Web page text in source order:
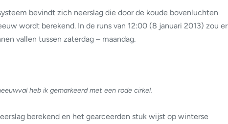
bevindt zich neerslag die door de koude bovenluchten
wordt berekend. In de runs van 12:00 (8 januari 2013) zou er
vallen tussen zaterdag – maandag.
heb ik gemarkeerd met een rode cirkel.
berekend en het gearceerden stuk wijst op winterse